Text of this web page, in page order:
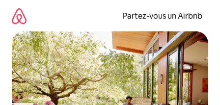
directement
contenu
Partez-vous un Airbnb